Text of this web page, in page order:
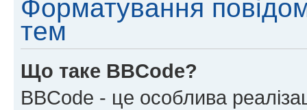
Форматування
тем
Що таке BBCode?
BBCode - це особлива